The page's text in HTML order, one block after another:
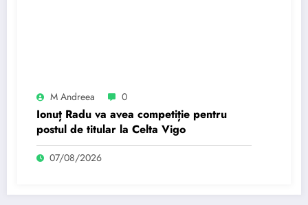
M Andreea 0
Ionuț Radu va avea competiție pentru
postul de titular la Celta Vigo
07/08/2026